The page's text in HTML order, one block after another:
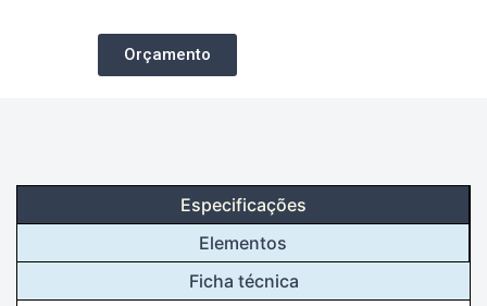
Orçamento
Especificações
Elementos
Ficha técnica